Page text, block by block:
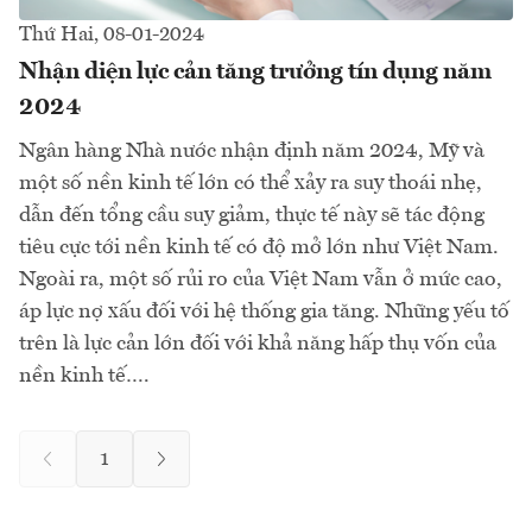
Thứ Hai, 08-01-2024
Nhận diện lực cản tăng trưởng tín dụng năm
2024
Ngân hàng Nhà nước nhận định năm 2024, Mỹ và
một số nền kinh tế lớn có thể xảy ra suy thoái nhẹ,
dẫn đến tổng cầu suy giảm, thực tế này sẽ tác động
tiêu cực tới nền kinh tế có độ mở lớn như Việt Nam.
Ngoài ra, một số rủi ro của Việt Nam vẫn ở mức cao,
áp lực nợ xấu đối với hệ thống gia tăng. Những yếu tố
trên là lực cản lớn đối với khả năng hấp thụ vốn của
nền kinh tế….
1